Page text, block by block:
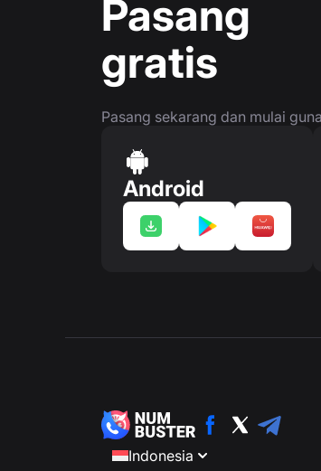
Pasang
gratis
Pasang sekarang dan mulai
Android
Indonesia